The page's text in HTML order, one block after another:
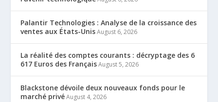
Palantir Technologies : Analyse de la croissance des
ventes aux États-Unis August 6, 2026
La réalité des comptes courants : décryptage des 6
617 Euros des Français August 5, 2026
Blackstone dévoile deux nouveaux fonds pour le
marché privé August 4, 2026